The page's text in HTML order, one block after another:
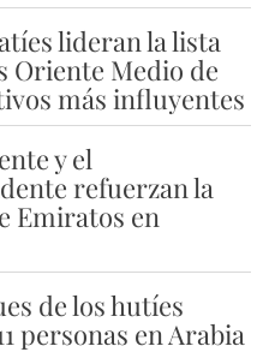
lideran la lista
Oriente Medio de
más influyentes
y el
refuerzan la
Emiratos en
de los hutíes
personas en Arabia